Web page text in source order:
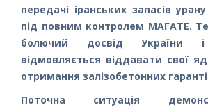
передачі іранських запасів
під повним контролем МАГАТЕ.
болючий досвід України і
відмовляється віддавати свої
отримання залізобетонних
Поточна ситуація